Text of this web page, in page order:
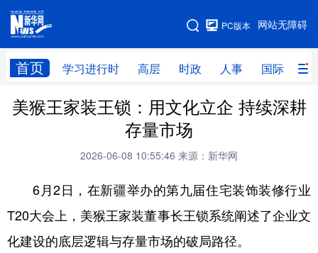
网站无障碍
PC版本
首页 学习进行时 高层 时政 人事 国际 财
网站地图
学习进行时 高层 时政 人事
财经 网评
科技 科创 量子 体育
文化 书画 健康
美猴王家装王锁：用文化立企 持续深耕
存量市场
2026-06-08 10:55:46 来源：新华网
6月2日，在新疆举办的第九届住宅装饰装修行业
T20大会上，美猴王家装董事长王锁系统阐述了企业文
化建设的底层逻辑与存量市场的破局路径。